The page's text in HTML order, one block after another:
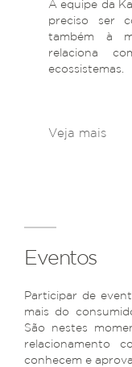
A equipe da
preciso ser
também à
relaciona
ecossistemas.
Veja mais
Eventos
Participar de
mais do
São nestes
relacionamento
conhecem e